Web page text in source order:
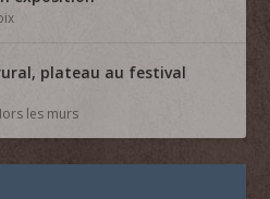
plateau au festival
les murs